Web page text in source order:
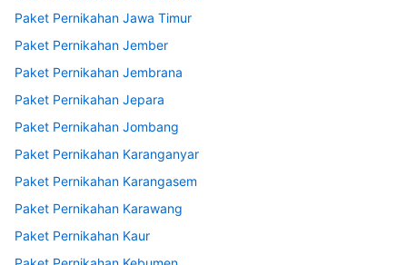
Paket Pernikahan Jawa Timur
Paket Pernikahan Jember
Paket Pernikahan Jembrana
Paket Pernikahan Jepara
Paket Pernikahan Jombang
Paket Pernikahan Karanganyar
Paket Pernikahan Karangasem
Paket Pernikahan Karawang
Paket Pernikahan Kaur